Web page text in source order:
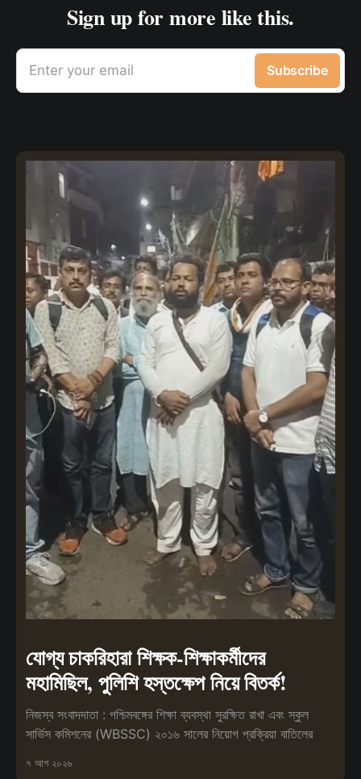
Sign up for more like this.
Enter your email Subscribe
যোগ্য চাকরিহারা শিক্ষক-শিক্ষাকর্মীদের
মহামিছিল, পুলিশি হস্তক্ষেপ নিয়ে বিতর্ক!
নিজস্ব সংবাদদাতা : পশ্চিমবঙ্গের শিক্ষা ব্যবস্থা সুরক্ষিত রাখা এবং স্কুল
সার্ভিস কমিশনের (WBSSC) ২০১৬ সালের নিয়োগ প্রক্রিয়া বাতিলের
৭ আগ ২০২৬